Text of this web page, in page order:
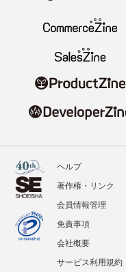
ヘルプ
著作権・リンク
会員情報管理
免責事項
会社概要
サービス利用規約